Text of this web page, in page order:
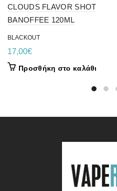
CLOUDS FLAVOR SHOT
BANOFFEE 120ML
BLACKOUT
17,00€
Προσθήκη στο καλάθι